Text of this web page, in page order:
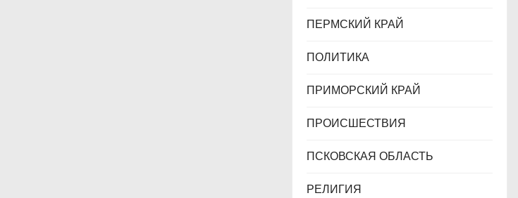
ПЕРМСКИЙ КРАЙ
ПОЛИТИКА
ПРИМОРСКИЙ КРАЙ
ПРОИСШЕСТВИЯ
ПСКОВСКАЯ ОБЛАСТЬ
РЕЛИГИЯ